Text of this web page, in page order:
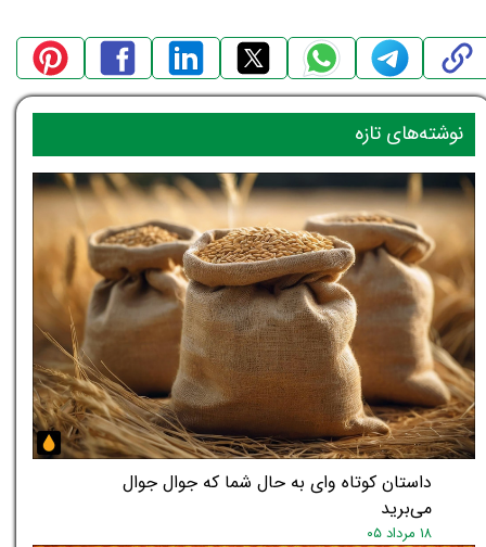
داستان کوتاه وای به حال شما که جوال جوال
می‌برید
۱۸ مرداد ۰۵
نوشته‌های تازه